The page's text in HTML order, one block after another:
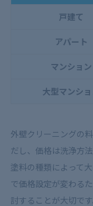
戸建て
アパート
マンション
大型マンシ
外壁クリーニングの料
だし、価格は洗浄方
塗料の種類によって
で価格設定が変わる
討することが大切です